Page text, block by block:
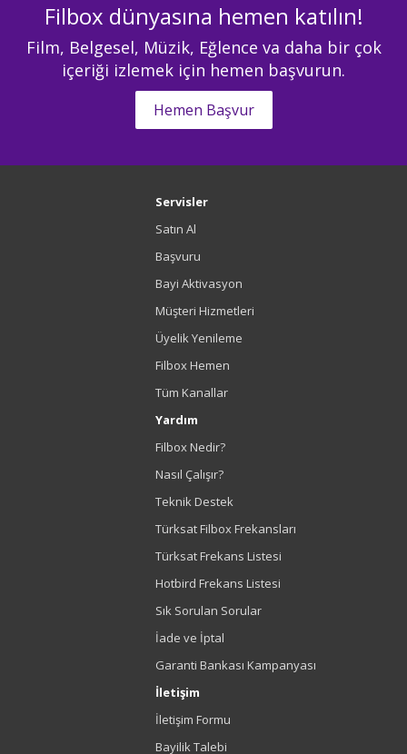
Filbox dünyasına hemen katılın!
Film, Belgesel, Müzik, Eğlence va daha bir çok
içeriği izlemek için hemen başvurun.
Hemen Başvur
Servisler
Satın Al
Başvuru
Bayi Aktivasyon
Müşteri Hizmetleri
Üyelik Yenileme
Filbox Hemen
Tüm Kanallar
Yardım
Filbox Nedir?
Nasıl Çalışır?
Teknik Destek
Türksat Filbox Frekansları
Türksat Frekans Listesi
Hotbird Frekans Listesi
Sık Sorulan Sorular
İade ve İptal
Garanti Bankası Kampanyası
İletişim
İletişim Formu
Bayilik Talebi